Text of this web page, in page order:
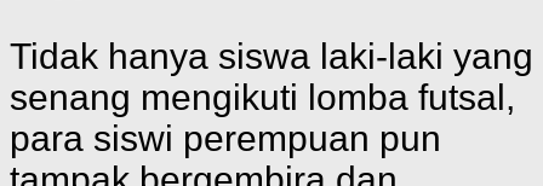
Tidak hanya siswa laki-laki yang
senang mengikuti lomba futsal,
para siswi perempuan pun